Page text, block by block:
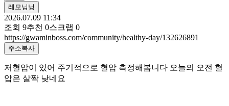
레모닝닝
2026.07.09 11:34
조회 9추천 0스크랩 0
https://gwaminboss.com/community/healthy-day/132626891
주소복사
저혈압이 있어 주기적으로 혈압 측정해봅니다 오늘의 오전 혈
압은 살짝 낮네요